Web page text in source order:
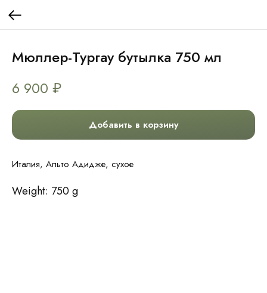
Мюллер-Тургау бутылка 750 мл
6 900 ₽
Добавить в корзину
Италия, Альто Адидже, сухое
Weight: 750 g